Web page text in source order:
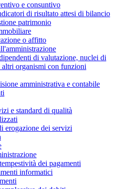
e consuntivo
di risultato attesi di bilancio
patrimonio
o affitto
di valutazione, nuclei di
altri organismi con funzioni
amministrativa e contabile
e standard di qualità
erogazione dei servizi
dei pagamenti
informatici